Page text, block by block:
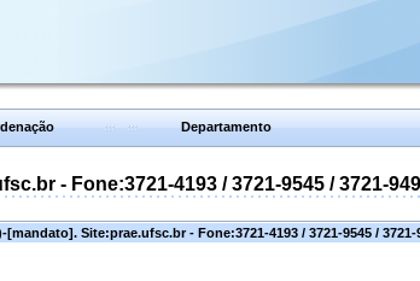
Departamento
- Fone:3721-4193 / 3721-9545 / 3721-
Site:prae.ufsc.br - Fone:3721-4193 / 3721-9545 /